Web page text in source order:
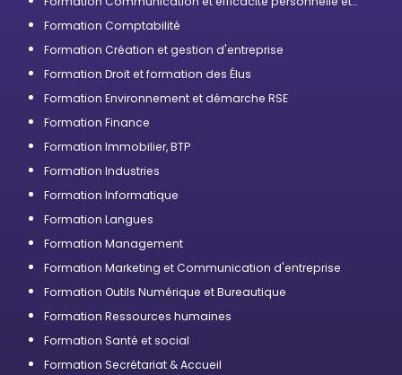
Formation Comptabilité
Formation Création et gestion d'entreprise
Formation Droit et formation des Élus
Formation Environnement et démarche RSE
Formation Finance
Formation Immobilier, BTP
Formation Industries
Formation Informatique
Formation Langues
Formation Management
Formation Marketing et Communication d'entreprise
Formation Outils Numérique et Bureautique
Formation Ressources humaines
Formation Santé et social
Formation Secrétariat & Accueil